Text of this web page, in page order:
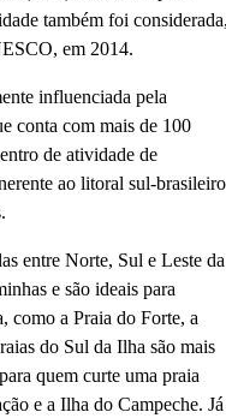
também foi
em 2014.
influenciada pela
conta com mais de 100
de atividade de
ao litoral sul-
entre Norte, Sul e Leste da
e são ideais para
como a Praia do Forte, a
do Sul da Ilha são mais
quem curte uma praia
e a Ilha do Campeche. Já